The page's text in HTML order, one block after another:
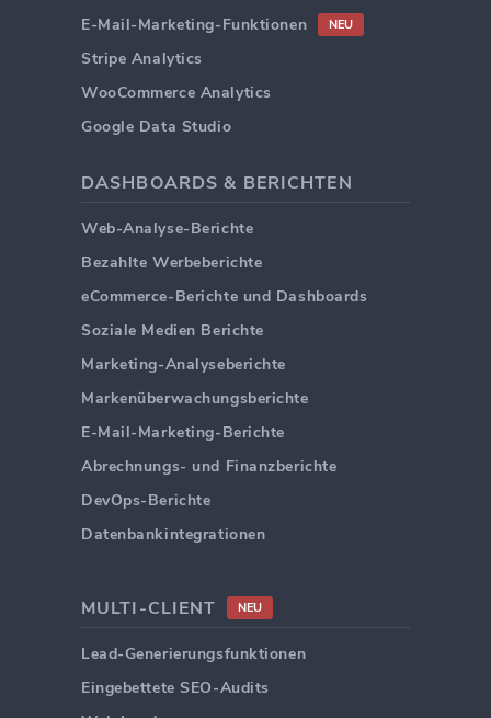
E-Mail-Marketing-Funktionen
NEU
Stripe Analytics
WooCommerce Analytics
Google Data Studio
DASHBOARDS & BERICHTEN
Web-Analyse-Berichte
Bezahlte Werbeberichte
eCommerce-Berichte und Dashboards
Soziale Medien Berichte
Marketing-Analyseberichte
Markenüberwachungsberichte
E-Mail-Marketing-Berichte
Abrechnungs- und Finanzberichte
DevOps-Berichte
Datenbankintegrationen
MULTI-CLIENT NEU
Lead-Generierungsfunktionen
Eingebettete SEO-Audits